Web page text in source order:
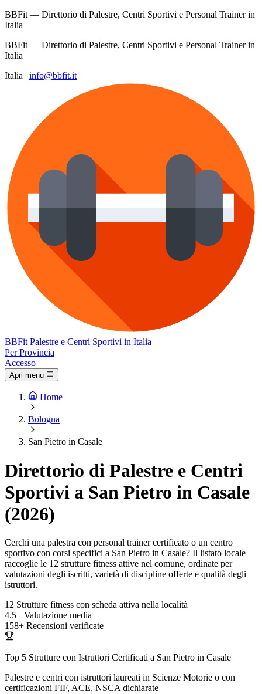
BBFit — Direttorio di Palestre, Centri Sportivi e Personal Trainer in
Italia
BBFit — Direttorio di Palestre, Centri Sportivi e Personal Trainer in
Italia
Italia | info@bbfit.it
BBFit Palestre e Centri Sportivi in Italia
Per Provincia
Accesso
Apri menu
Home
Bologna
San Pietro in Casale
Direttorio di Palestre e Centri
Sportivi a San Pietro in Casale
(2026)
Cerchi una palestra con personal trainer certificato o un centro
sportivo con corsi specifici a San Pietro in Casale? Il listato locale
raccoglie le 12 strutture fitness attive nel comune, ordinate per
valutazioni degli iscritti, varietà di discipline offerte e qualità degli
istruttori.
12 Strutture fitness con scheda attiva nella località
4.5+ Valutazione media
158+ Recensioni verificate
Top 5 Strutture con Istruttori Certificati a San Pietro in Casale
Palestre e centri con istruttori laureati in Scienze Motorie o con
certificazioni FIF, ACE, NSCA dichiarate